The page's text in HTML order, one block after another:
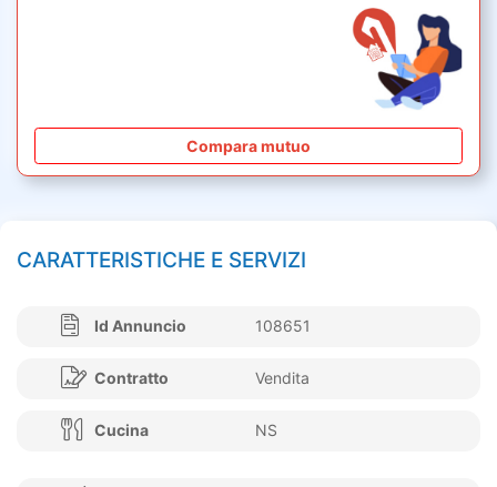
Compara mutuo
CARATTERISTICHE E SERVIZI
Id Annuncio 108651
Contratto Vendita
Cucina NS